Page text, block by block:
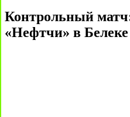
Контрольный
«Нефтчи» в Белеке